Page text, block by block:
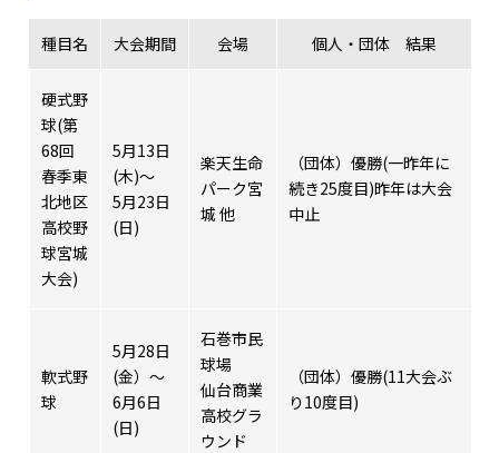
種目名 大会期間 会場 個人・団体 結果
硬式野
球(第
68回
春季東
北地区
高校野
球宮城
大会)
5月13日
(木)～
5月23日
(日)
楽天生命
パーク宮
城 他
（団体）優勝(一昨年に
続き25度目)昨年は大会
中止
軟式野
球
5月28日
(金）～
6月6日
(日)
石巻市民
球場
仙台商業
高校グラ
ウンド
（団体）優勝(11大会ぶ
り10度目)